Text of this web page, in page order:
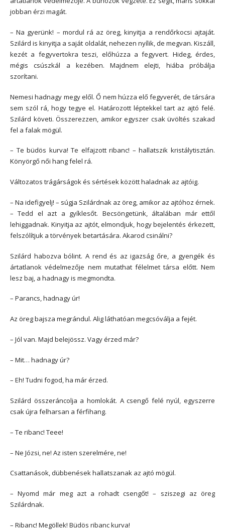
jobban érzi magát.
– Na gyerünk! – mordul rá az öreg, kinyitja a rendőrkocsi ajtaját.
Szilárd is kinyitja a saját oldalát, nehezen nyílik, de megvan. Kiszáll,
kezét a fegyvertokra teszi, előhúzza a fegyvert. Hideg, érdes,
mégis csúszkál a kezében. Majdnem elejti, hiába próbálja
szorítani.
Nemesi hadnagy megy elől. Ő nem húzza elő fegyverét, de társára
sem szól rá, hogy tegye el. Határozott léptekkel tart az ajtó felé.
Szilárd követi. Összerezzen, amikor egyszer csak üvöltés szakad
fel a falak mögül.
– Te büdös kurva! Te elfajzott ribanc! – hallatszik kristálytisztán.
Könyörgő női hang felel rá.
Változatos trágárságok és sértések között haladnak az ajtóig.
– Na idefigyelj! – súgja Szilárdnak az öreg, amikor az ajtóhoz érnek.
– Tedd el azt a gyíklesőt. Becsöngetünk, általában már ettől
lehiggadnak. Kinyitja az ajtót, elmondjuk, hogy bejelentés érkezett,
felszólítjuk a törvények betartására. Akarod csinálni?
Szilárd habozva bólint. A rend és az igazság őre, a gyengék és
ártatlanok védelmezője nem mutathat félelmet társa előtt. Nem
lesz baj, a hadnagy is megmondta.
– Parancs, hadnagy úr!
Az öreg bajsza megrándul. Alig láthatóan megcsóválja a fejét.
– Jól van. Majd belejössz. Vagy érzed már?
– Mit… hadnagy úr?
– Eh! Tudni fogod, ha már érzed.
Szilárd összeráncolja a homlokát. A csengő felé nyúl, egyszerre
csak újra felharsan a férfihang.
– Te ribanc! Teee!
– Ne Józsi, ne! Az isten szerelmére, ne!
Csattanások, dübbenések hallatszanak az ajtó mögül.
– Nyomd már meg azt a rohadt csengőt! – sziszegi az öreg
Szilárdnak.
– Ribanc! Megöllek! Büdös ribanc kurva!